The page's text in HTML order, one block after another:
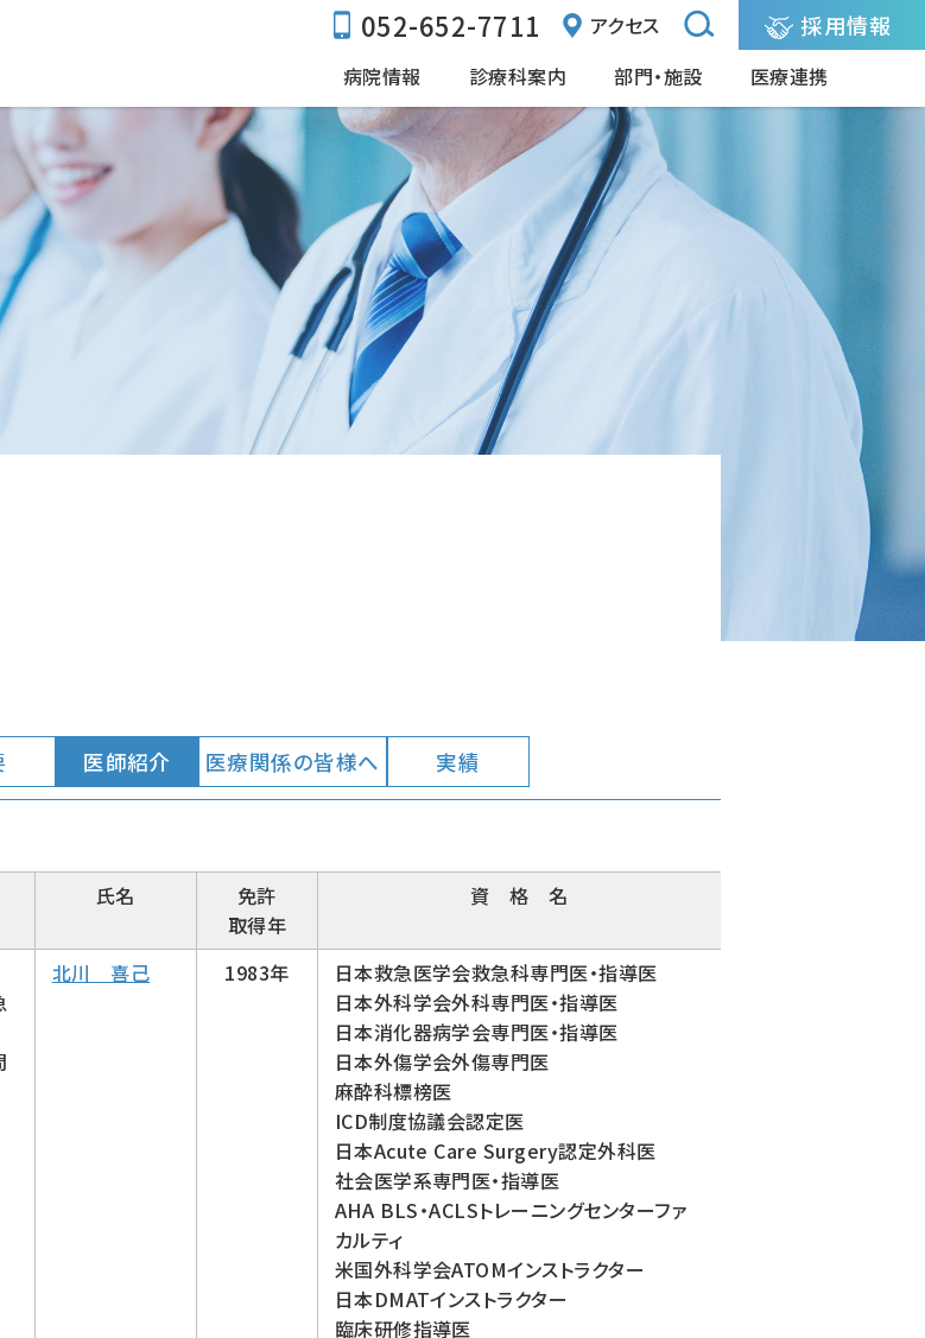
052-652-7711 アクセス 採用情報
病院情報 診療科案内 部門・施設 医療連携
医師紹介 医療関係の皆様へ 実績
氏名
免許
取得年
資 格 名
北川 喜己 1983年
日本救急医学会救急科専門医・指導医
日本外科学会外科専門医・指導医
日本消化器病学会専門医・指導医
日本外傷学会外傷専門医
麻酔科標榜医
ICD制度協議会認定医
日本Acute Care Surgery認定外科医
社会医学系専門医・指導医
AHA BLS・ACLSトレーニングセンターファ
カルティ
米国外科学会ATOMインストラクター
日本DMATインストラクター
臨床研修指導医